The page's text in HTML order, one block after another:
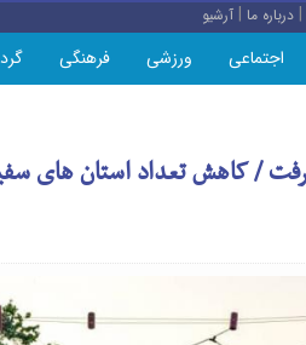
|درباره ما |آرشیو
اجتماعی ورزشی فرهنگی
/ کاهش تعداد استان های